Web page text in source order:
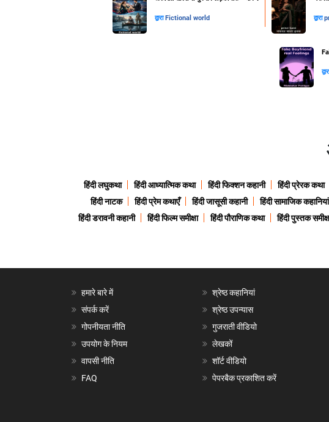
द्वारा Fictional world द्वारा
हिंदी लघुकथा हिंदी आध्यात्मिक कथा हिंदी फिक्शन कहानी हिंदी प्रेरक कथा
हिंदी नाटक
हिंदी प्रेम कथाएँ हिंदी जासूसी कहानी हिंदी सामाजिक कहानियां
हिंदी डरावनी कहानी
हिंदी फिल्म समीक्षा हिंदी पौराणिक कथा हिंदी पुस्तक
हमारे बारे में
संपर्क करें
गोपनीयता नीति
उपयोग के नियम
वापसी नीति
FAQ
श्रेष्ठ कहानियां
श्रेष्ठ उपन्यास
गुजराती वीडियो
लेखकों
शॉर्ट वीडियो
पेपरबैक प्रकाशित करें